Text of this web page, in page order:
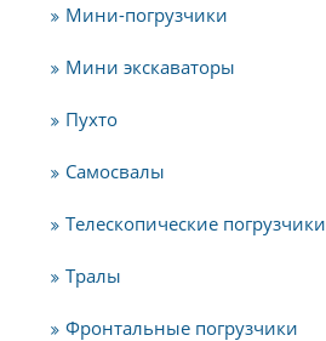
Мини-погрузчики
Мини экскаваторы
Пухто
Самосвалы
Телескопические погрузчики
Тралы
Фронтальные погрузчики